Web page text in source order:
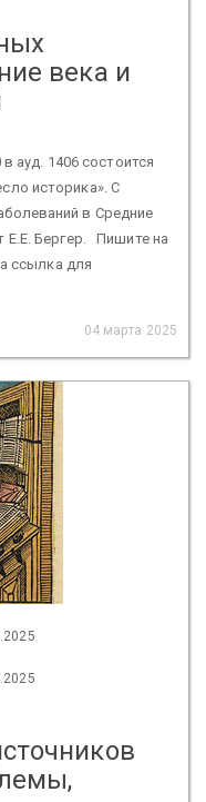
века и
ауд. 1406 состоится
историка». С
в Средние
Е.Е. Бергер. Пишите на
ссылка для
04 марта 2025